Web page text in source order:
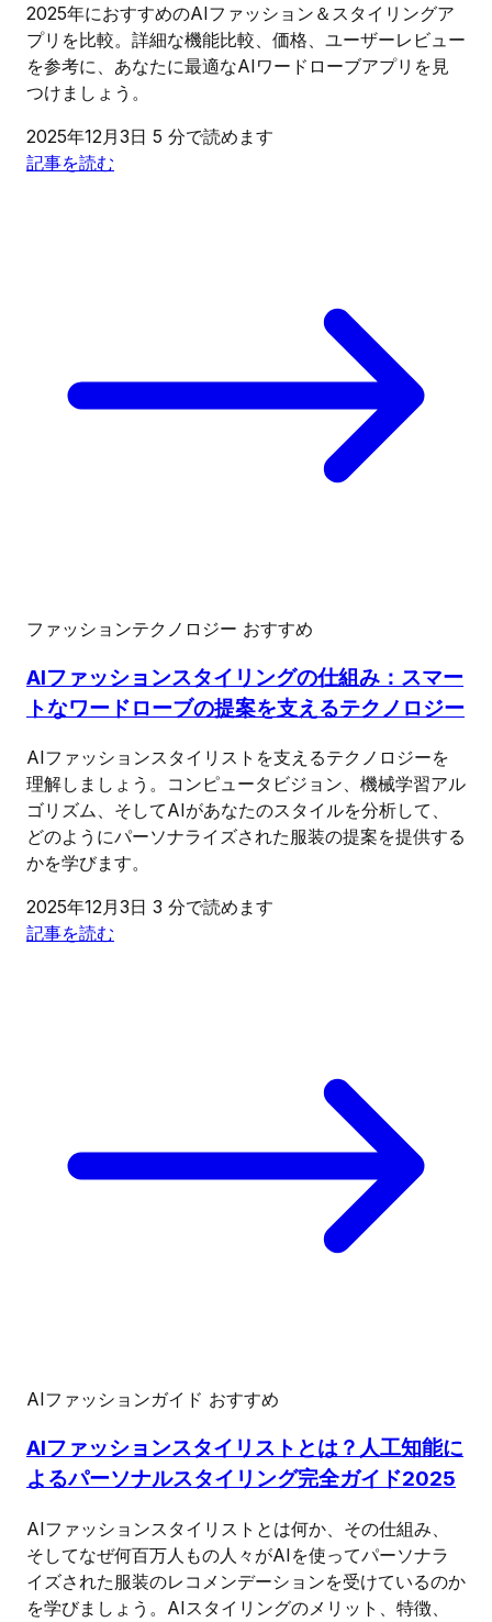
2025年におすすめのAIファッション＆スタイリングア
プリを比較。詳細な機能比較、価格、ユーザーレビュー
を参考に、あなたに最適なAIワードローブアプリを見
つけましょう。
2025年12月3日 5 分で読めます
記事を読む
ファッションテクノロジー おすすめ
AIファッションスタイリングの仕組み：スマー
トなワードローブの提案を支えるテクノロジー
AIファッションスタイリストを支えるテクノロジーを
理解しましょう。コンピュータビジョン、機械学習アル
ゴリズム、そしてAIがあなたのスタイルを分析して、
どのようにパーソナライズされた服装の提案を提供する
かを学びます。
2025年12月3日 3 分で読めます
記事を読む
AIファッションガイド おすすめ
AIファッションスタイリストとは？人工知能に
よるパーソナルスタイリング完全ガイド2025
AIファッションスタイリストとは何か、その仕組み、
そしてなぜ何百万人もの人々がAIを使ってパーソナラ
イズされた服装のレコメンデーションを受けているのか
を学びましょう。AIスタイリングのメリット、特徴、